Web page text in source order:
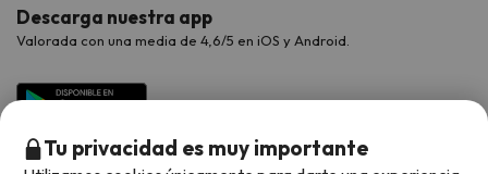
Descarga nuestra app
Valorada con una media de 4,6/5 en iOS y Android.
Tu privacidad es muy importante